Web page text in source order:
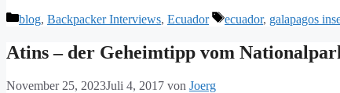
Kategorien
blog, Backpacker Interviews, Ecuador Schlagwörter
ecuador, galapagos
Atins – der Geheimtipp vom
November 25, 2023Juli 4, 2017 von Joerg